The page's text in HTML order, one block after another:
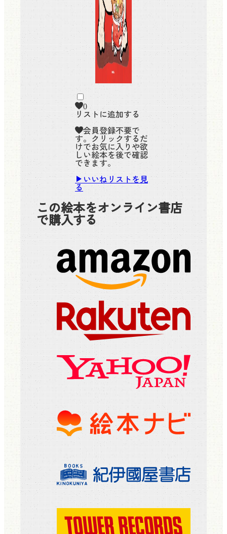
0
リストに追加する
会員登録不要で
す。クリックするだ
けでお気に入りや欲
しい絵本を後で確認
できます。
いいねリストを見
る
この絵本をオンライン書店
で購入する